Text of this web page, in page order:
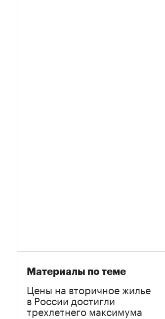
Материалы по теме
Цены на вторичное жилье
в России достигли
трехлетнего максимума